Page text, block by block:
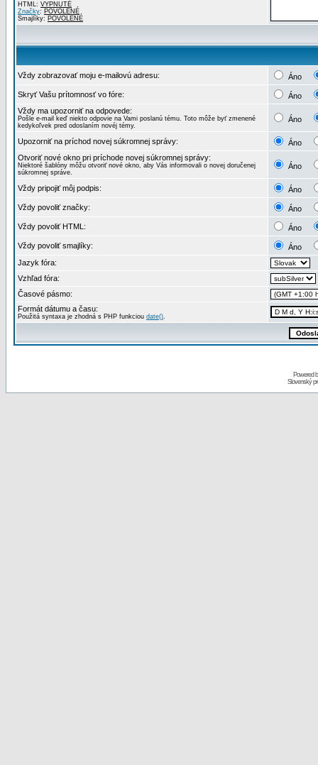
HTML: VYPNUTÉ
Značky: POVOLENÉ
Smajlíky: POVOLENÉ
Vždy zobrazovať moju e-mailovú adresu: Áno
Skryť Vašu prítomnosť vo fóre:
Áno
Vždy ma upozorniť na odpovede:
Pošle e-mail keď niekto odpovie na Vami poslanú tému. Toto môže byť zmenené
kedykoľvek pred odoslaním novéj témy.
Áno
Upozorniť na príchod novej súkromnej správy:
Áno
Otvoriť nové okno pri príchode novej súkromnej správy:
Niektoré šablóny môžu otvoriť nové okno, aby Vás informovali o novej doručenej
súkromnej správe.
Áno
Vždy pripojiť môj podpis: Áno
Vždy povoliť značky: Áno
Vždy povoliť HTML: Áno
Vždy povoliť smajlíky:
Áno
Jazyk fóra:
Vzhľad fóra:
Časové pásmo:
Formát dátumu a času:
Použitá syntaxa je zhodná s PHP funkciou date().
Powered
Slovenský